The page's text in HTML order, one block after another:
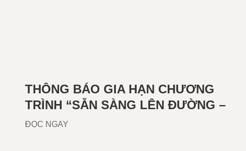
THÔNG BÁO GIA HẠN CHƯƠNG
TRÌNH “SẴN SÀNG LÊN ĐƯỜNG –
AN TÂM MỌI HÀNH TRÌNH”
ĐỌC NGAY